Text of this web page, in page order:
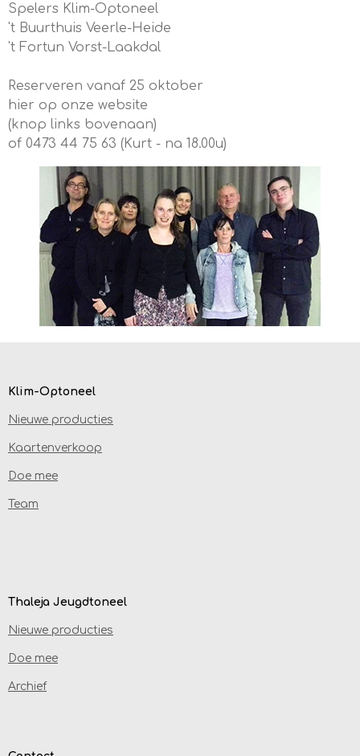
Spelers Klim-Optoneel
't Buurthuis Veerle-Heide
't Fortun Vorst-Laakdal
Reserveren vanaf 25 oktober
hier op onze website
(knop links bovenaan)
of 0473 44 75 63 (Kurt - na 18.00u)
Klim-Optoneel
Nieuwe producties
Kaartenverkoop
Doe mee
Team
Thaleja Jeugdtoneel
Nieuwe producties
Doe mee
Archief